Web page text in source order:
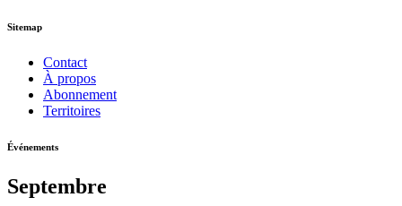
Sitemap
Contact
À propos
Abonnement
Territoires
Événements
Septembre